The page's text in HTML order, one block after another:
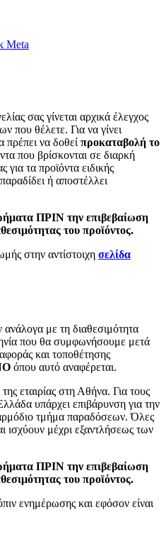
Meta
σας γίνεται αρχικά έλεγχος
που θέλετε. Για να γίνει
να δοθεί προκαταβολή το
που βρίσκονται σε διαρκή
για τα προϊόντα ειδικής
ή αποστέλλει
ΠΡΙΝ την επιβεβαίωση
του προϊόντος.
στην αντίστοιχη σελίδα
με τη διαθεσιμότητα
που θα συμφωνήσουμε μετά
και τοποθέτησης
όπου αυτό αναφέρεται.
εταιρίας στη Αθήνα. Για τους
υπάρχει επιβάρυνση για την
τμήμα παραδόσεων. Όλες
ισχύουν μέχρι εξαντλήσεως των
ΠΡΙΝ την επιβεβαίωση
του προϊόντος.
ενημέρωσης και εφόσον είναι